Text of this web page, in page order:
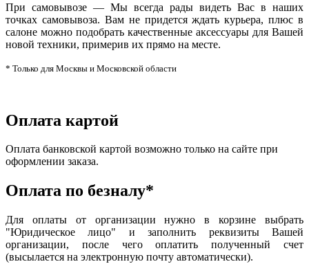
При самовывозе — Мы всегда рады видеть Вас в наших
точках самовывоза. Вам не придется ждать курьера, плюс в
салоне можно подобрать качественные аксессуары для Вашей
новой техники, примерив их прямо на месте.
* Только для Москвы и Московской области
Оплата картой
Оплата банковской картой возможно только на сайте при
оформлении заказа.
Оплата по безналу*
Для оплаты от организации нужно в корзине выбрать
"Юридическое лицо" и заполнить реквизиты Вашей
организации, после чего оплатить полученный счет
(высылается на электронную почту автоматически).